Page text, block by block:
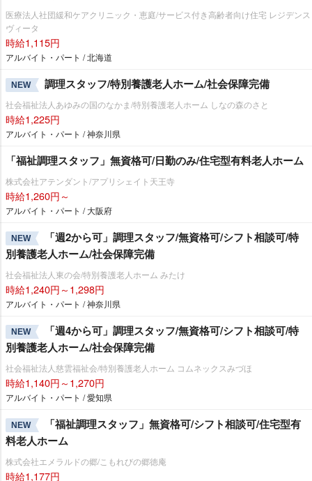
医療法人社団緩和ケアクリニック・恵庭/サービス付き高齢者向け住宅 レジデンス
ヴィータ
時給1,115円
アルバイト・パート / 北海道
NEW 調理スタッフ/特別養護老人ホーム/社会保障完備
社会福祉法人あゆみの国のなかま/特別養護老人ホーム しなの森のさと
時給1,225円
アルバイト・パート / 神奈川県
「福祉調理スタッフ」無資格可/日勤のみ/住宅型有料老人ホーム
株式会社アテンダント/アプリシェイト天王寺
時給1,260円～
アルバイト・パート / 大阪府
NEW
「週2から可」調理スタッフ/無資格可/シフト相談可/特
別養護老人ホーム/社会保障完備
社会福祉法人東の会/特別養護老人ホーム みたけ
時給1,240円～1,298円
アルバイト・パート / 神奈川県
NEW
「週4から可」調理スタッフ/無資格可/シフト相談可/特
別養護老人ホーム/社会保障完備
社会福祉法人慈雲福祉会/特別養護老人ホーム コムネックスみづほ
時給1,140円～1,270円
アルバイト・パート / 愛知県
NEW
「福祉調理スタッフ」無資格可/シフト相談可/住宅型有
料老人ホーム
株式会社エメラルドの郷/こもれびの郷徳庵
時給1,177円